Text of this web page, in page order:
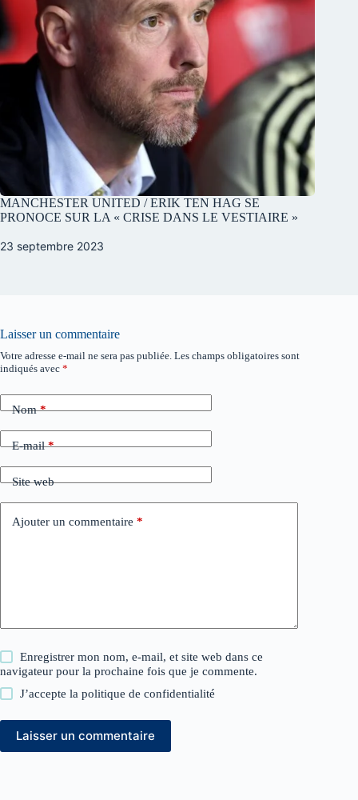
MANCHESTER UNITED / ERIK TEN HAG SE
PRONOCE SUR LA « CRISE DANS LE VESTIAIRE »
23 septembre 2023
Laisser un commentaire
Votre adresse e-mail ne sera pas publiée. Les champs obligatoires sont
indiqués avec *
Nom*
E-mail*
Site web
Ajouter un commentaire *
Enregistrer mon nom, e-mail, et site web dans ce
navigateur pour la prochaine fois que je commente.
J’accepte lapolitique de confidentialité
Laisser un commentaire